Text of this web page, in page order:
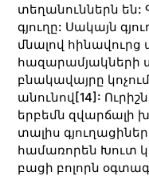
տեղանուններն են:
գյուղը: Սակայն
մնալով
հազարամյակների
բնակավայրը
անունով[14]:
երբեմն զվարճալի
տալիս
համառորեն Խուտ
բացի բոլորն